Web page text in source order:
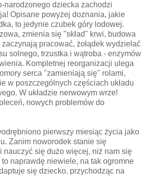
narodzonego dziecka zachodzi
Opisane powyżej doznania, jakie
to jedynie czubek góry lodowej.
zmienia się "skład" krwi, budowa
pracować, żołądek wydzielać
solnego, trzustka i wątroba - enzymów
Kompletnej reorganizacji ulega
serca "zamieniają się" rolami,
w poszczególnych częściach układu
W układzie nerwowym wrze!
nowych problemów do
pierwszy miesiąc życia jako
Zanim noworodek stanie się
nauczyć się dużo więcej, niż nam się
naprawdę niewiele, na tak ogromne
się dziecko, przychodząc na